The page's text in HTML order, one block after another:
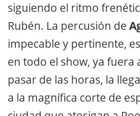
siguiendo el ritmo
Rubén. La percusión de
impecable y pertinente,
en todo el show, ya fuera
pasar de las horas, la
a la magnífica corte de